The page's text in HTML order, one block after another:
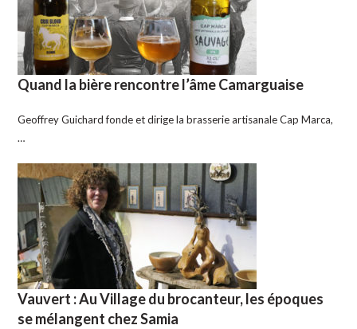
Quand la bière rencontre l’âme Camarguaise
Geoffrey Guichard fonde et dirige la brasserie artisanale Cap Marca,
…
Vauvert : Au Village du brocanteur, les époques
se mélangent chez Samia